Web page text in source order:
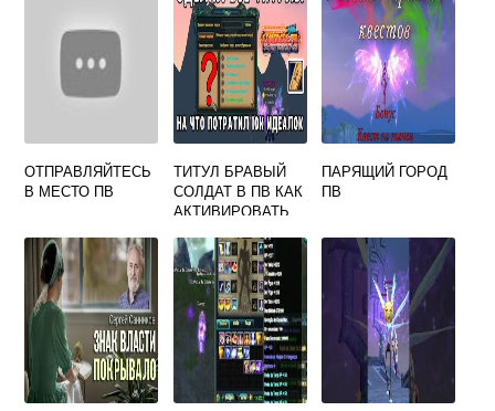
ОТПРАВЛЯЙТЕСЬ
В МЕСТО ПВ
ТИТУЛ БРАВЫЙ
СОЛДАТ В ПВ КАК
АКТИВИРОВАТЬ
ПАРЯЩИЙ ГОРОД
ПВ